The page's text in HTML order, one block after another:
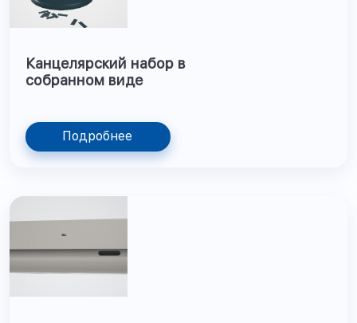
Канцелярский набор в
собранном виде
Подробнее